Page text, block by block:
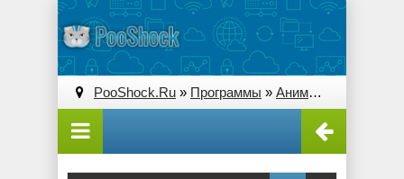
PooShock.Ru » Программы » Анимация и 3D